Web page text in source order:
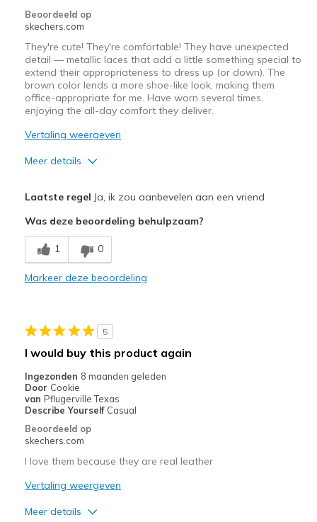
Beoordeeld op
skechers.com
They're cute! They're comfortable! They have unexpected
detail — metallic laces that add a little something special to
extend their appropriateness to dress up (or down). The
brown color lends a more shoe-like look, making them
office-appropriate for me. Have worn several times,
enjoying the all-day comfort they deliver.
Vertaling weergeven
Meer details
Comfortable
Stylish
Going Out
Width
Feels true to width
Sizing
Feels true to size
View On Shoes
Laatste regel Ja, ik zou aanbevelen aan een vriend
Was deze beoordeling behulpzaam?
1 0
Markeer deze beoordeling
5
I would buy this product again
Ingezonden 8 maanden geleden
Door Cookie
van Pflugerville Texas
Describe Yourself Casual
Beoordeeld op
skechers.com
I love them because they are real leather
Vertaling weergeven
Meer details